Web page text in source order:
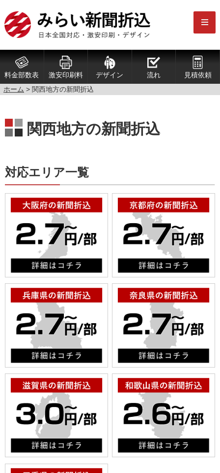
料金部数表 激安印刷料 デザイン 流れ
見積依頼
ホーム > 関西地方の新聞折込
関西地方の新聞折込
対応エリア一覧